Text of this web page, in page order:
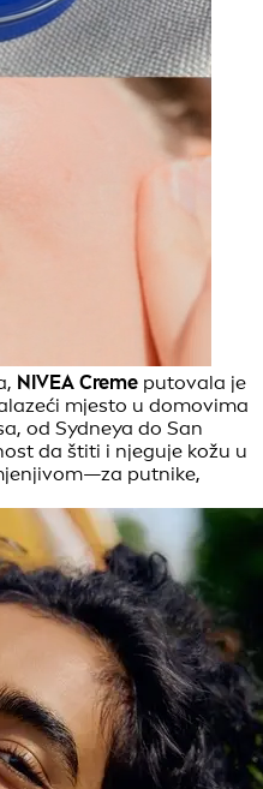
NIVEA Creme putovala je
mjesto u domovima
od Sydneya do San
da štiti i njeguje kožu u
putnike,